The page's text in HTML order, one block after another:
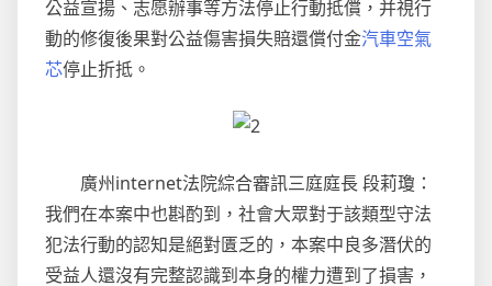
公益宣揚、志愿辦事等方法停止行動抵償，并視行
動的修復後果對公益傷害損失賠還償付金汽車空氣
芯停止折抵。
廣州internet法院綜合審訊三庭庭長 段莉瓊：
我們在本案中也斟酌到，社會大眾對于該類型守法
犯法行動的認知是絕對匱乏的，本案中良多潛伏的
受益人還沒有完整認識到本身的權力遭到了損害，